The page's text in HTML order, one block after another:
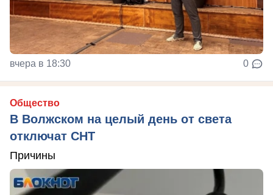
вчера в 18:30 0
Общество
В Волжском на целый день от света
отключат СНТ
Причины